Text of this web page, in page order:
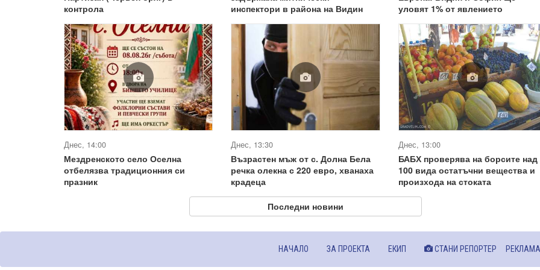
контрола
инспектори в района на Видин
уловят 1% от явлението
Днес, 14:00
Мездренското село Оселна
отбелязва традиционния си
празник
Днес, 13:30
Възрастен мъж от с. Долна Бела
речка олекна с 220 евро, хванаха
крадеца
Днес, 13:00
БАБХ проверява на борсите над
100 вида остатъчни вещества и
произхода на стоката
Последни новини
НАЧАЛО ЗА ПРОЕКТА ЕКИП СТАНИ РЕПОРТЕР РЕКЛАМА